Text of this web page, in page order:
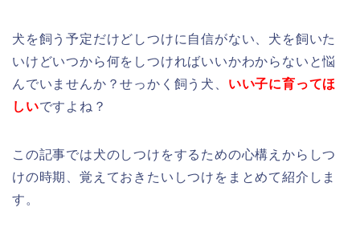
犬を飼う予定だけどしつけに自信がない、犬を飼いた
いけどいつから何をしつければいいかわからないと悩
んでいませんか？せっかく飼う犬、 いい子に育ってほ
しいですよね？
この記事では犬のしつけをするための心構えからしつ
けの時期、覚えておきたいしつけをまとめて紹介しま
す。